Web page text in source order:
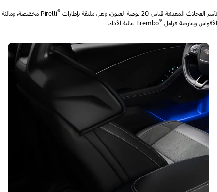
تأسر العجلاتُ المعدنيّة قياس 20 بوصة العيونَ، وهي ملتفّة بإطارات ®
Pirelli مخصّصة، ومالئة
الأقواس وعارضة فرامل ®Brembo عالية الأداء.